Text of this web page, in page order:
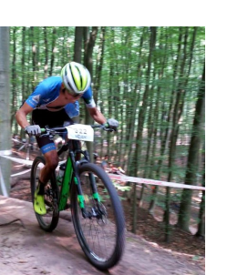
RSG
Gießen
und
Wieseck,
RV
Gießen-
Kleinlinden,
Strasse,
Vereine